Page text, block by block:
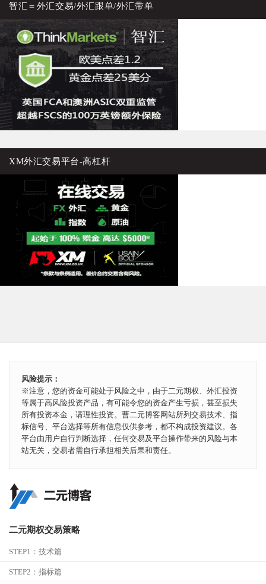
智汇＝外汇交易/外汇跟单/外汇带单
XM外汇交易平台-高杠杆
风险提示：
※注意，您的资金可能处于风险之中，由于二元期权、外汇投资
等属于高风险投资产品，有可能令您的资金产生亏损，甚至损失
所有投资本金，请理性投资。曹二元博客网站所列交易技术、指
标信号、平台选择等所有信息仅供参考，都不构成投资建议。各
平台由用户自行判断选择，任何交易及平台操作带来的风险与本
站无关，交易者需自行承担相关后果和责任。
二元期权交易策略
STEP1： 技术篇
STEP2： 指标篇